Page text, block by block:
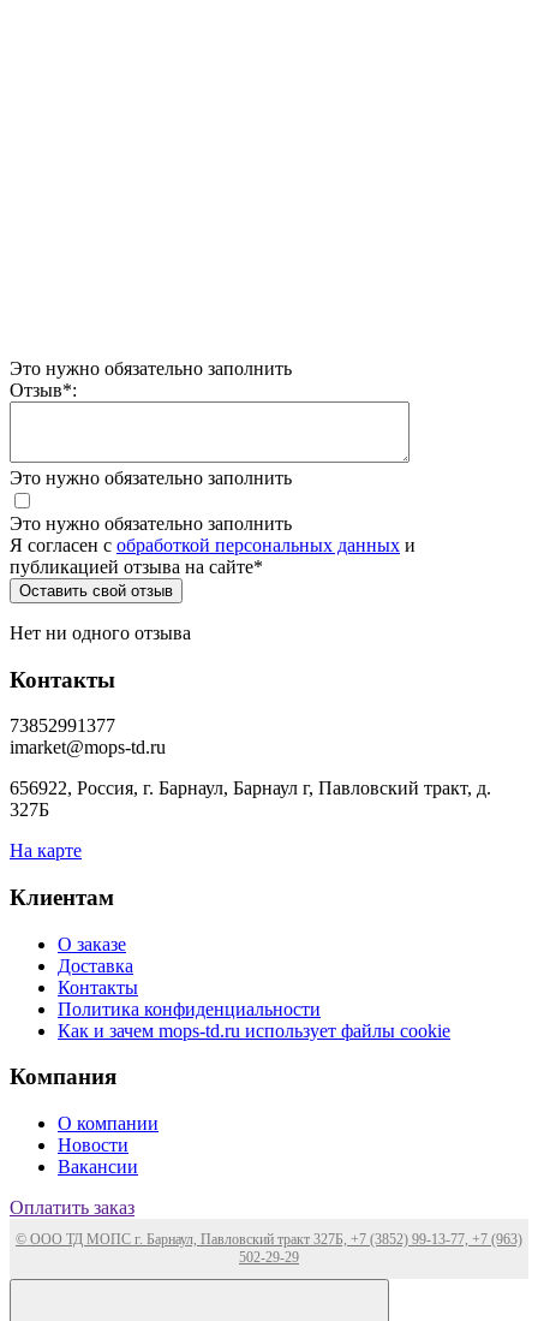
Это нужно обязательно заполнить
Отзыв*:
Это нужно обязательно заполнить
Это нужно обязательно заполнить
Я согласен c обработкой персональных данных и
публикацией отзыва на сайте*
Нет ни одного отзыва
Контакты
73852991377
imarket@mops-td.ru
656922, Россия, г. Барнаул, Барнаул г, Павловский тракт, д.
327Б
На карте
Клиентам
О заказе
Доставка
Контакты
Политика конфиденциальности
Как и зачем mops-td.ru использует файлы cookie
Компания
О компании
Новости
Вакансии
Оплатить заказ
© ООО ТД МОПС г. Барнаул, Павловский тракт 327Б, +7 (3852) 99-13-77, +7 (963)
502-29-29